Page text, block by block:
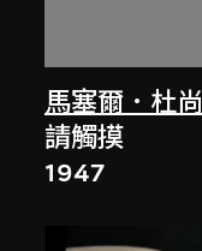
馬塞爾．杜尚
請觸摸
1947